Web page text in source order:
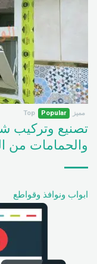
مميز Popular
Top
والحمامات من
ابواب ونوافذ وقواطع